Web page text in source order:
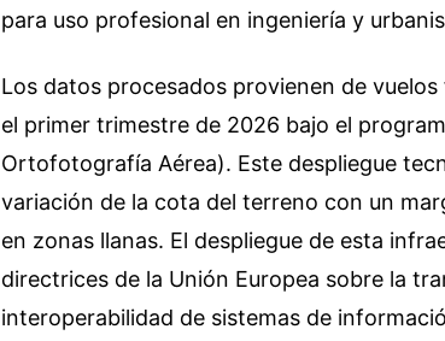
para uso profesional en ingeniería y
Los datos procesados provienen de
el primer trimestre de 2026 bajo el
Ortofotografía Aérea). Este despliegue
variación de la cota del terreno con un
en zonas llanas. El despliegue de esta
directrices de la Unión Europea sobre la
interoperabilidad de sistemas de